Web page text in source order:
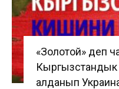
«Золотой» деп
Кыргызстандык
алданып